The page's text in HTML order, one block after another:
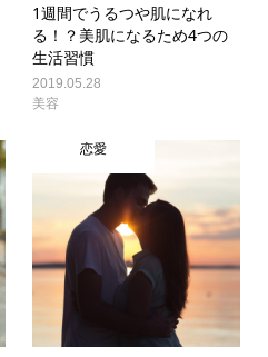
1週間でうるつや肌になれ
る！？美肌になるため4つの
生活習慣
2019.05.28
美容
恋愛